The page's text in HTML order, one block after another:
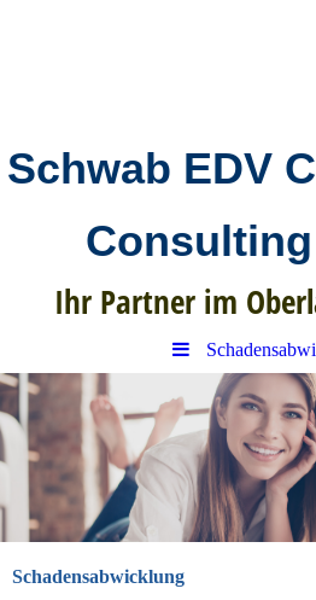
Schwab EDV
Ihr Partner im
Schadensabwicklung